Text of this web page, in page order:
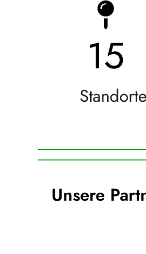
15
Standorte
Unsere